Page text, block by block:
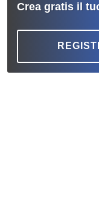
Crea gratis il